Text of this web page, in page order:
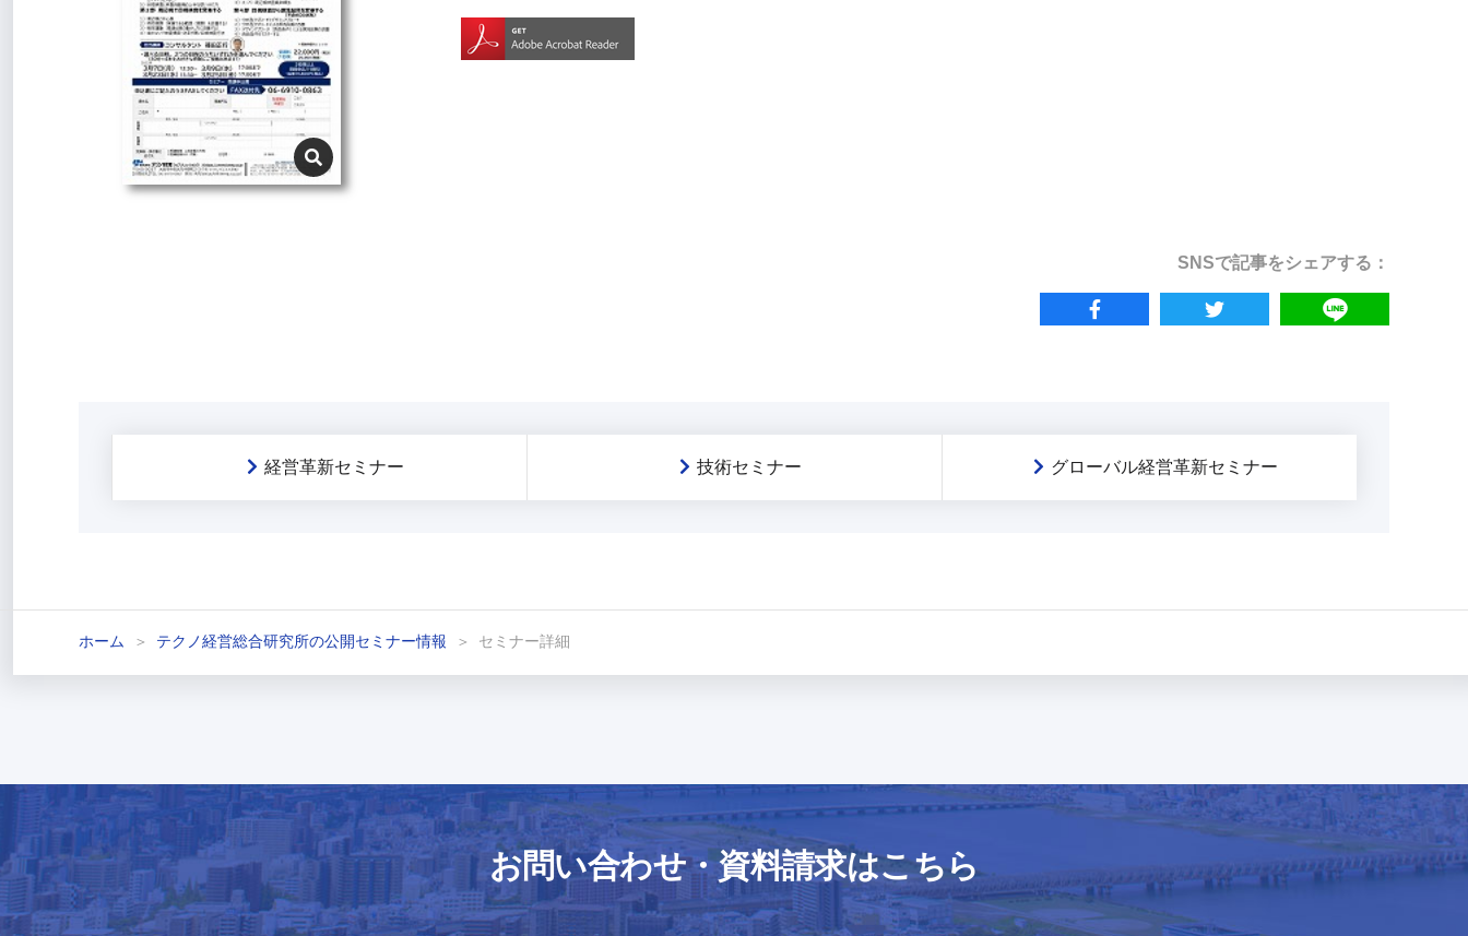
SNSで記事をシェアする：
経営革新セミナー 技術セミナー グローバル経営革新セミナー
ホーム テクノ経営総合研究所の公開セミナー情報 セミナー詳細
お問い合わせ・資料請求はこちら